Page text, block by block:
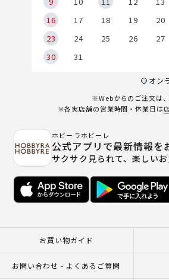
16
17 18 19 20
23
24 25 26 27
30
31
オン
※Webからのご注文は
※各実店舗の営業時間・休業日は
ホビーラホビーレ
公式アプリで最新情報を
サクサク見られて、楽しい
お買い物ガイド
お問い合わせ - よくあるご質問